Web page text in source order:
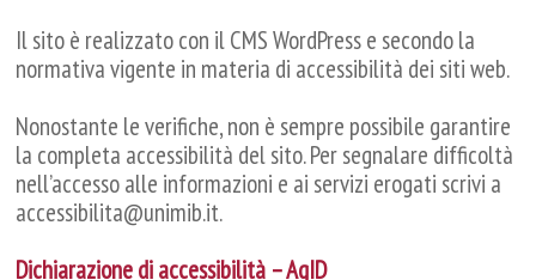
Il sito è realizzato con il CMS WordPress e secondo la
normativa vigente in materia di accessibilità dei siti web.
Nonostante le verifiche, non è sempre possibile garantire
la completa accessibilità del sito. Per segnalare difficoltà
nell’accesso alle informazioni e ai servizi erogati scrivi a
accessibilita@unimib.it.
Dichiarazione di accessibilità – AgID